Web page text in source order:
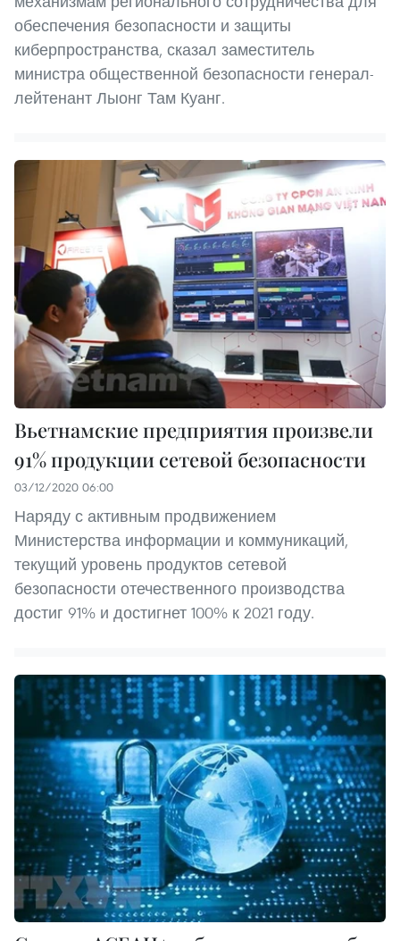
обеспечения безопасности и защиты
киберпространства, сказал заместитель
министра общественной безопасности генерал-
лейтенант Лыонг Там Куанг.
Вьетнамские предприятия произвели
91% продукции сетевой безопасности
03/12/2020 06:00
Наряду с активным продвижением
Министерства информации и коммуникаций,
текущий уровень продуктов сетевой
безопасности отечественного производства
достиг 91% и достигнет 100% к 2021 году.